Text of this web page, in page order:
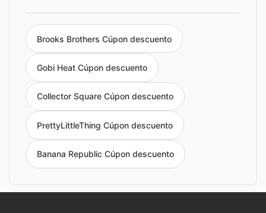
Brooks Brothers Cúpon descuento
Gobi Heat Cúpon descuento
Collector Square Cúpon descuento
PrettyLittleThing Cúpon descuento
Banana Republic Cúpon descuento